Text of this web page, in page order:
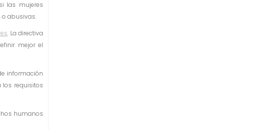
las mujeres
o abusivas.
. La directiva
mejor el
información
los requisitos
humanos